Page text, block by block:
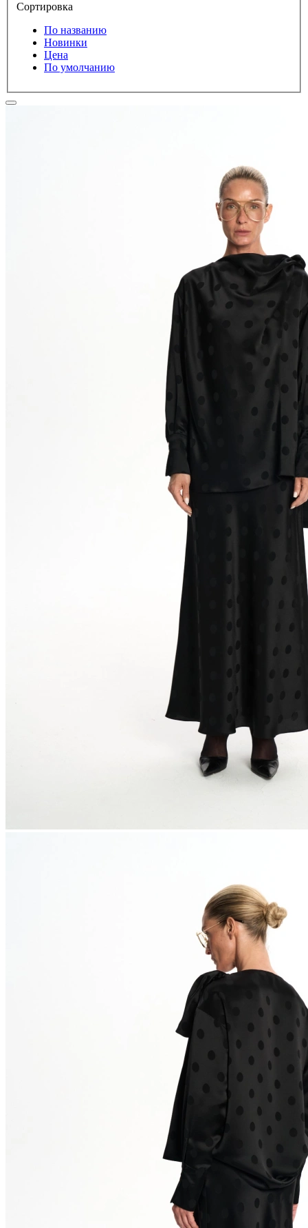
Сортировка
По названию
Новинки
Цена
По умолчанию